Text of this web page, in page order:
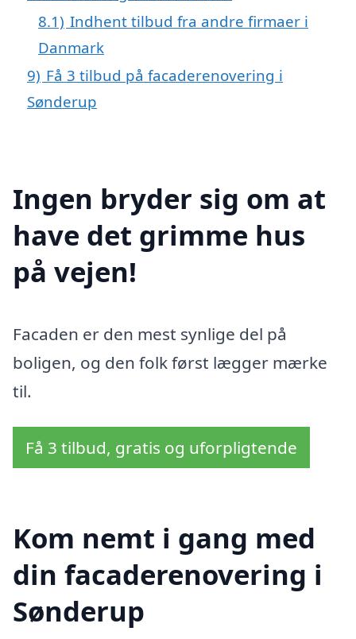
8.1) Indhent tilbud fra andre firmaer i
Danmark
9) Få 3 tilbud på facaderenovering i
Sønderup
Ingen bryder sig om at
have det grimme hus
på vejen!
Facaden er den mest synlige del på
boligen, og den folk først lægger mærke
til.
Få 3 tilbud, gratis og uforpligtende
Kom nemt i gang med
din facaderenovering i
Sønderup